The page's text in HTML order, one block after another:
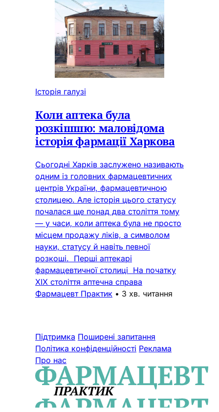
Історія галузі
Коли аптека була
розкішшю: маловідома
історія фармації Харкова
Сьогодні Харків заслужено називають
одним із головних фармацевтичних
центрів України, фармацевтичною
столицею. Але історія цього статусу
почалася ще понад два століття тому
— у часи, коли аптека була не просто
місцем продажу ліків, а символом
науки, статусу й навіть певної
розкоші. Перші аптекарі
фармацевтичної столиці На початку
XIX століття аптечна справа
Фармацевт Практик • 3 хв. читання
Підтримка Поширені запитання
Політика конфіденційності Реклама
Про нас